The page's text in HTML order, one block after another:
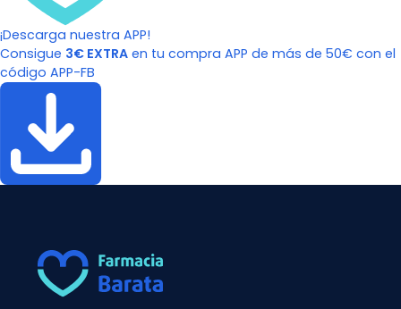
¡Descarga nuestra APP!
Consigue 3€ EXTRA en tu compra APP de más de 50€ con el
código APP-FB